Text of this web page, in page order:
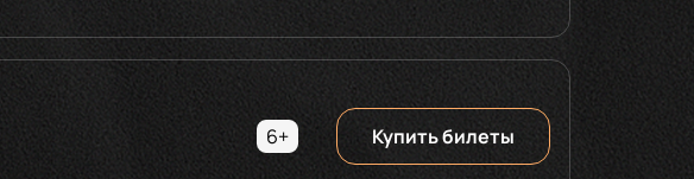
6+ Купить билеты